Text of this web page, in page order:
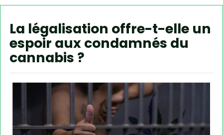
La légalisation offre-t-elle un
espoir aux condamnés du
cannabis ?